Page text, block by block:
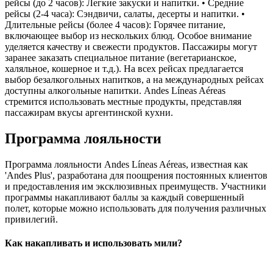
рейсы (до 2 часов): Легкие закуски и напитки. • Средние
рейсы (2-4 часа): Сэндвичи, салаты, десерты и напитки. •
Длительные рейсы (более 4 часов): Горячее питание,
включающее выбор из нескольких блюд. Особое внимание
уделяется качеству и свежести продуктов. Пассажиры могут
заранее заказать специальное питание (вегетарианское,
халяльное, кошерное и т.д.). На всех рейсах предлагается
выбор безалкогольных напитков, а на международных рейсах
доступны алкогольные напитки. Andes Líneas Aéreas
стремится использовать местные продукты, представляя
пассажирам вкусы аргентинской кухни.
Программа лояльности
Программа лояльности Andes Líneas Aéreas, известная как
'Andes Plus', разработана для поощрения постоянных клиентов
и предоставления им эксклюзивных преимуществ. Участники
программы накапливают баллы за каждый совершенный
полет, которые можно использовать для получения различных
привилегий.
Как накапливать и использовать мили?